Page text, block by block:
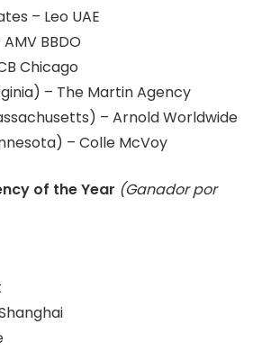
– Leo UAE
BBDO
Chicago
– The Martin Agency
– Arnold Worldwide
– Colle McVoy
of the Year (Ganador por